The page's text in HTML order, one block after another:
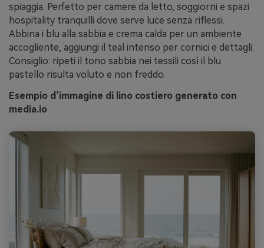
spiaggia. Perfetto per camere da letto, soggiorni e spazi
hospitality tranquilli dove serve luce senza riflessi.
Abbina i blu alla sabbia e crema calda per un ambiente
accogliente, aggiungi il teal intenso per cornici e dettagli.
Consiglio: ripeti il tono sabbia nei tessili così il blu
pastello risulta voluto e non freddo.
Esempio d’immagine di lino costiero generato con
media.io